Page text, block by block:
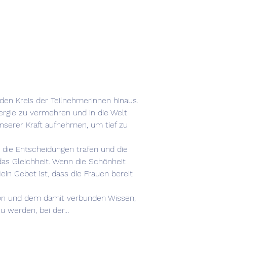
Kreis der Teilnehmerinnen hinaus.
zu vermehren und in die Welt
Kraft aufnehmen, um tief zu
Entscheidungen trafen und die
Gleichheit. Wenn die Schönheit
Gebet ist, dass die Frauen bereit
und dem damit verbunden Wissen,
werden, bei der…